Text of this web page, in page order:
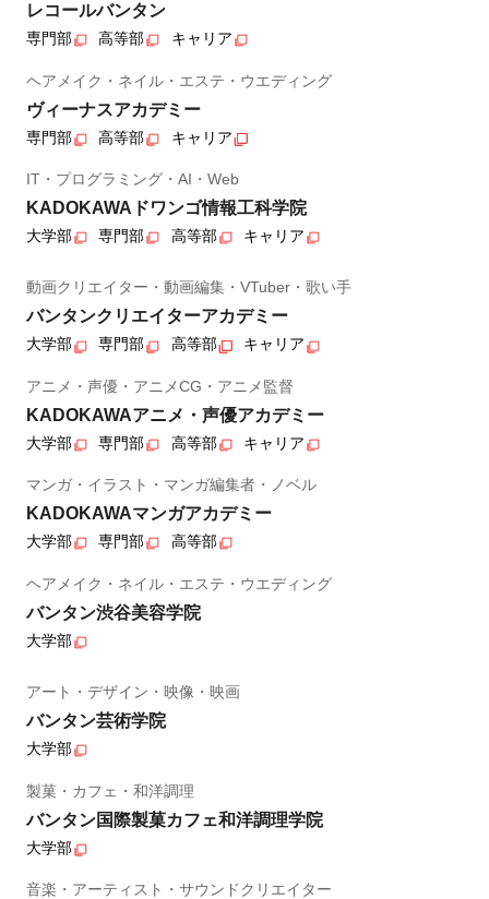
レコールバンタン
専門部 高等部 キャリア
ヘアメイク・ネイル・エステ・ウエディング
ヴィーナスアカデミー
専門部 高等部 キャリア
IT・プログラミング・AI・Web
KADOKAWAドワンゴ情報工科学院
大学部 専門部 高等部 キャリア
動画クリエイター・動画編集・VTuber・歌い手
バンタンクリエイターアカデミー
大学部 専門部 高等部 キャリア
アニメ・声優・アニメCG・アニメ監督
KADOKAWAアニメ・声優アカデミー
大学部 専門部 高等部 キャリア
マンガ・イラスト・マンガ編集者・ノベル
KADOKAWAマンガアカデミー
大学部 専門部 高等部
ヘアメイク・ネイル・エステ・ウエディング
バンタン渋谷美容学院
大学部
アート・デザイン・映像・映画
バンタン芸術学院
大学部
製菓・カフェ・和洋調理
バンタン国際製菓カフェ和洋調理学院
大学部
音楽・アーティスト・サウンドクリエイター